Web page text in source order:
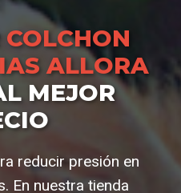
COLCHON
ALLORA
MEJOR
reducir presión en
En nuestra tienda